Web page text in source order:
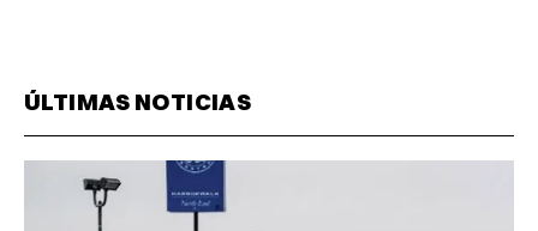
ÚLTIMAS NOTICIAS